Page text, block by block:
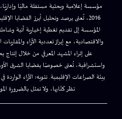
2016، تُعنى برصد وتحليل أبرز القضايا
المؤسسة إلى تقديم تغطية إخبارية آنية
والاقتصادية، مع إبراز تعددية الآراء
على إثراء المشهد المعرفي من خلال
واستشرافية، تُعنى خصوصًا بقضايا الشرق
بيئة الصراعات الإقليمية. تنويه: الآراء
نظر كتّابها، ولا تمثل بالضرورة